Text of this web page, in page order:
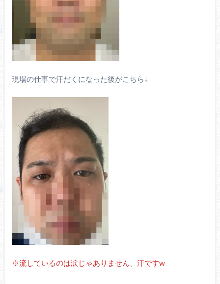
現場の仕事で汗だくになった後がこちら↓
※流しているのは涙じゃありません、汗ですw